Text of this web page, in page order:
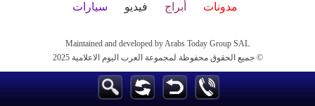
مدونات أبراج فيديو سيارات
Maintained and developed by Arabs Today Group SAL
جميع الحقوق محفوظة لمجموعة العرب اليوم الاعلامية 2025 ©